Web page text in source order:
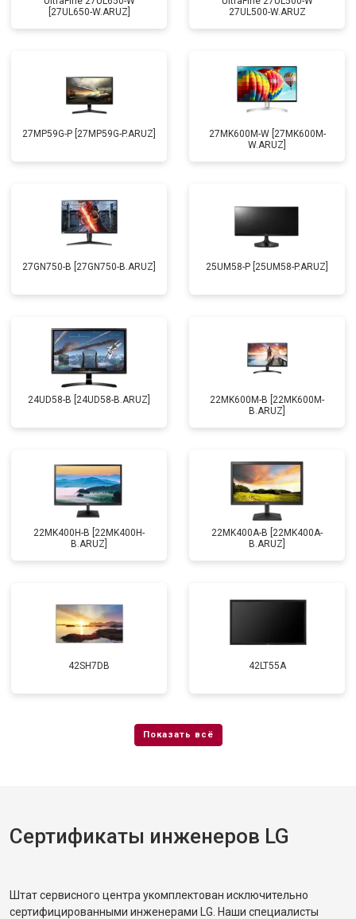
[27UL650-W.ARUZ]
27UL500-W.ARUZ
27MP59G-P [27MP59G-P.ARUZ]
27MK600M-W [27MK600M-
W.ARUZ]
27GN750-B [27GN750-B.ARUZ] 25UM58-P [25UM58-P.ARUZ]
24UD58-B [24UD58-B.ARUZ]
22MK600M-B [22MK600M-
B.ARUZ]
22MK400H-B [22MK400H-
B.ARUZ]
22MK400A-B [22MK400A-
B.ARUZ]
42SH7DB 42LT55A
Сертификаты инженеров LG
Штат сервисного центра укомплектован исключительно
сертифицированными инженерами LG. Наши специалисты